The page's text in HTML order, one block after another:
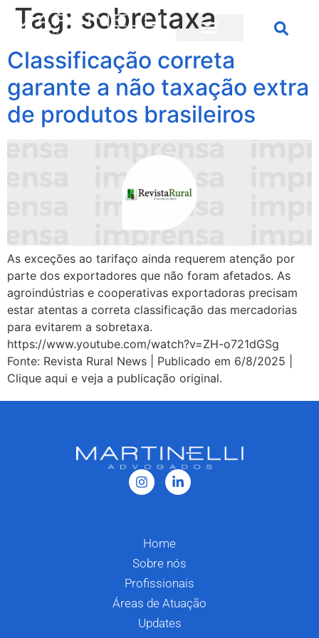
Tag: sobretaxa
Classificação correta
garante a não taxação extra
de produtos brasileiros
As exceções ao tarifaço ainda requerem atenção por
parte dos exportadores que não foram afetados. As
agroindústrias e cooperativas exportadoras precisam
estar atentas a correta classificação das mercadorias
para evitarem a sobretaxa.
https://www.youtube.com/watch?v=ZH-o721dGSg
Fonte: Revista Rural News | Publicado em 6/8/2025 |
Clique aqui e veja a publicação original.
Home
Sobre nós
Profissionais
Áreas de Atuação
Updates